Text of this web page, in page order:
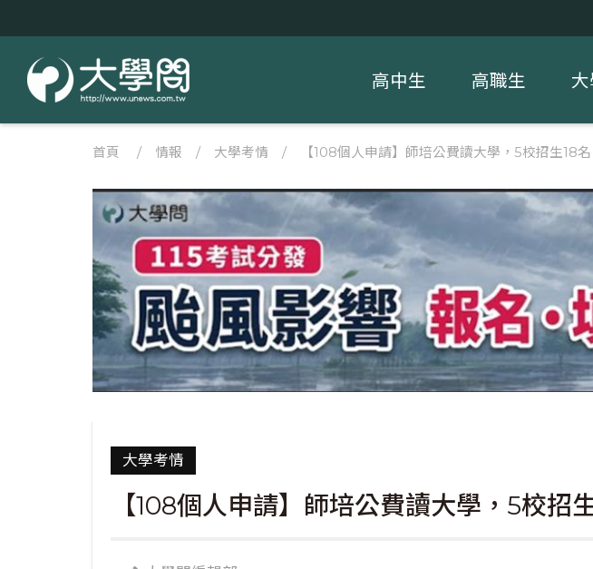
高中生 高職生
首頁 / 情報 / 大學考情 / 【108個人申請】師培公費讀大學，5校招生18名
大學考情
【108個人申請】師培公費讀大學，5校招